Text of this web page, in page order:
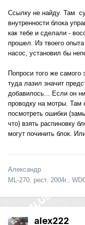
Ссылку не найду. Там
внутренности блока
как тебе и сделали -
прошел. Из твоего
насос, установил бы
Попроси того же самого
туда лазил значит
добавилось... Если он
проводку на мотры. Там
посмотреть ошибки
что) взять распиновку
могут починить блок.
Александр
ML-270, рест. 2004г.,
alex222